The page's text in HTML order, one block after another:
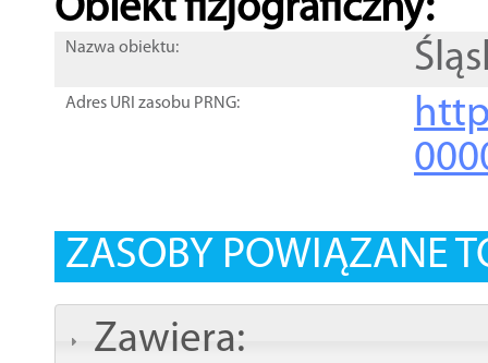
Obiekt fizjograficzny:
Nazwa obiektu:
Adres URI zasobu PRNG:
ZASOBY POWIĄZANE
Zawiera: